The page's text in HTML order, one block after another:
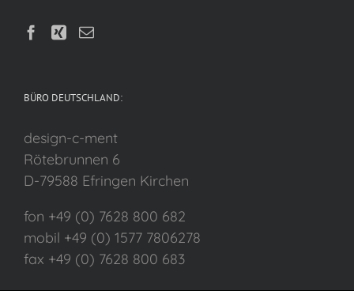
BÜRO DEUTSCHLAND:
design-c-ment
Rötebrunnen 6
D-79588 Efringen Kirchen
fon +49 (0) 7628 800 682
mobil +49 (0) 1577 7806278
fax +49 (0) 7628 800 683